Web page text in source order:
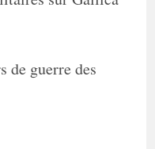
de guerre des